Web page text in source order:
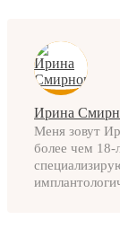
Ирина
Меня зовут
более чем